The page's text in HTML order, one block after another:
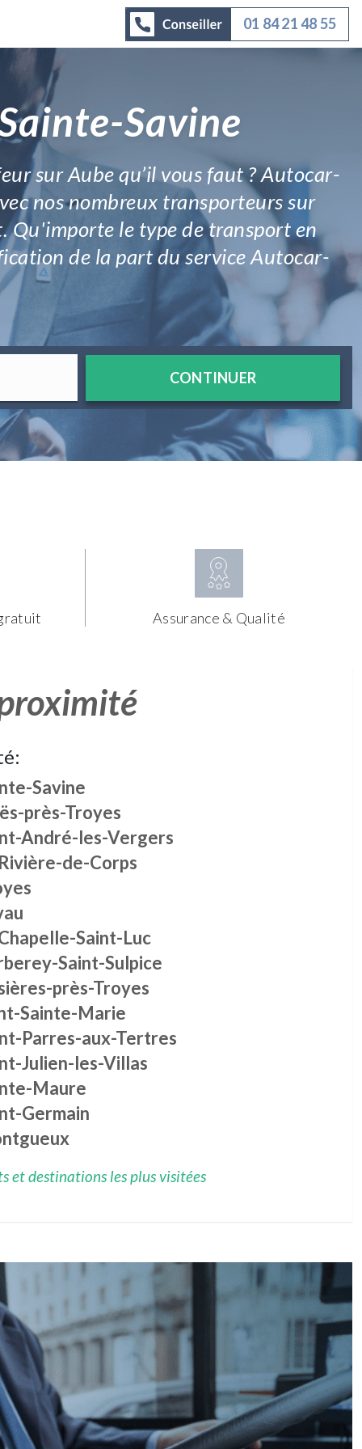
01 84 21 48 55
Savine
sur Aube qu’il vous faut ? Autocar-
nos nombreux transporteurs sur
Qu'importe le type de transport en
de la part du service Autocar-
CONTINUER
Assurance & Qualité
Savine
près-Troyes
André-les-Vergers
de-Corps
Saint-Luc
Saint-Sulpice
près-Troyes
Sainte-Marie
Parres-aux-Tertres
Julien-les-Villas
Maure
Germain
et destinations les plus visitées